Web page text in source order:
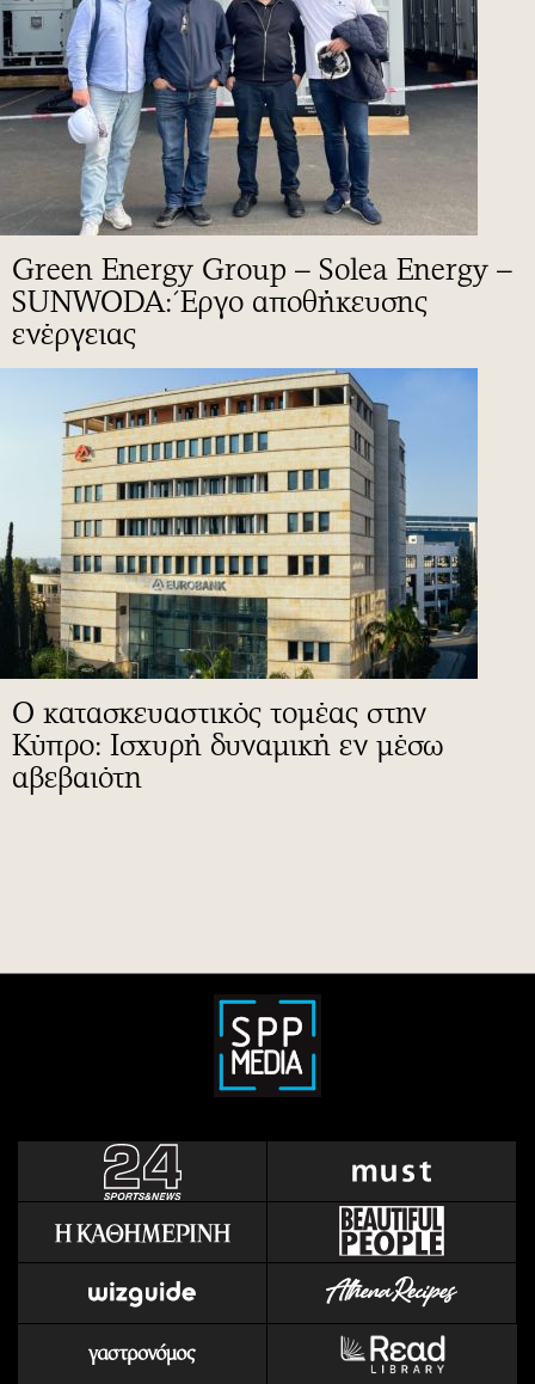
Green Energy Group – Solea Energy –
SUNWODA: Έργο αποθήκευσης
ενέργειας
Ο κατασκευαστικός τομέας στην
Κύπρο: Ισχυρή δυναμική εν μέσω
αβεβαιότη